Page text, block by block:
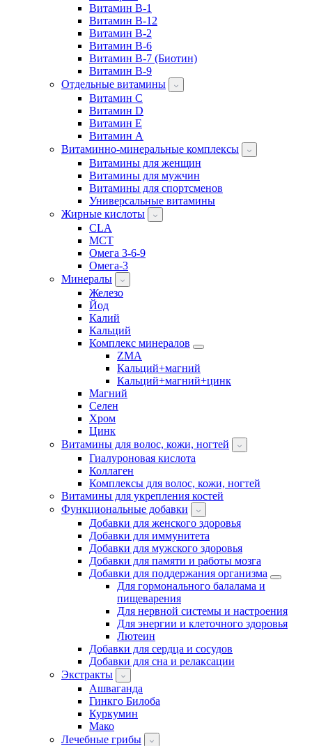
Витамин B-1
Витамин B-12
Витамин B-2
Витамин B-6
Витамин B-7 (Биотин)
Витамин B-9
Отдельные витамины
Витамин C
Витамин D
Витамин E
Витамин А
Витаминно-минеральные комплексы
Витамины для женщин
Витамины для мужчин
Витамины для спортсменов
Универсальные витамины
Жирные кислоты
CLA
MCT
Омега 3-6-9
Омега-3
Минералы
Железо
Йод
Калий
Кальций
Комплекс минералов
ZMA
Кальций+магний
Кальций+магний+цинк
Магний
Селен
Хром
Цинк
Витамины для волос, кожи, ногтей
Гиалуроновая кислота
Коллаген
Комплексы для волос, кожи, ногтей
Витамины для укрепления костей
Функциональные добавки
Добавки для женского здоровья
Добавки для иммунитета
Добавки для мужского здоровья
Добавки для памяти и работы мозга
Добавки для поддержания организма
Для гормонального балалама и
пищеварения
Для нервной системы и настроения
Для энергии и клеточного здоровья
Лютеин
Добавки для сердца и сосудов
Добавки для сна и релаксации
Экстракты
Ашваганда
Гинкго Билоба
Куркумин
Мако
Лечебные грибы